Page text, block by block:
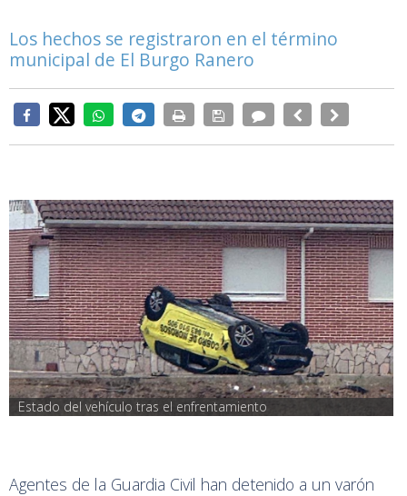
Los hechos se registraron en el término
municipal de El Burgo Ranero
Estado del vehículo tras el enfrentamiento
Agentes de la Guardia Civil han detenido a un varón